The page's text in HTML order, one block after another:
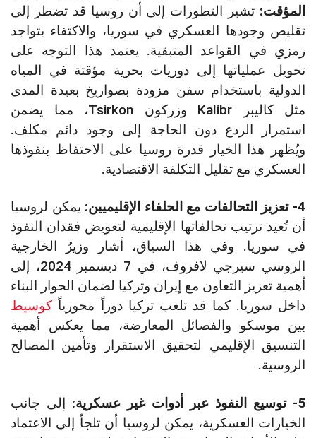
المؤقت: تشير التطورات إلى أن روسيا قد تضطر إلى
تقليص وجودها العسكري في سوريا، والاكتفاء بتواجد
رمزي في القواعد المتبقية. يعتمد هذا التوجه على
تحويل عملياتها إلى دوريات بحرية مؤقتة في المياه
الدولية باستخدام سفن مزودة بصواريخ بعيدة المدى
مثل كاليبر Kalibr وزركون Tsirkon، مما يضمن
استمرار الردع دون الحاجة إلى وجود دائم مكلف.
ويُظهر هذا الخيار قدرة روسيا على الاحتفاظ بنفوذها
العسكري مع تقليل التكلفة الاقتصادية.
4- تعزيز التحالفات مع الحلفاء الإقليميين:
يمكن لروسيا
أن تُعيد ترتيب تحالفاتها الإقليمية لتعويض فقدان النفوذ
في سوريا. وفي هذا السياق، أشار وزيرُ الخارجية
الروسي سيرجي لافروف، في 7 ديسمبر 2024، إلى
أهمية تعزيز التعاون مع إيران وتركيا لضمان الحوار البناء
داخل سوريا. كما قد تلعب تركيا دوراً محورياً كوسيط
بين موسكو والفصائل المعارضة، مما يعكس أهمية
التنسيق الإقليمي لتحقيق الاستقرار وتأمين المصالح
الروسية.
5- توسيع النفوذ عبر أدوات غير عسكرية:
إلى جانب
الخيارات العسكرية، يمكن لروسيا أن تلجأ إلى الاعتماد